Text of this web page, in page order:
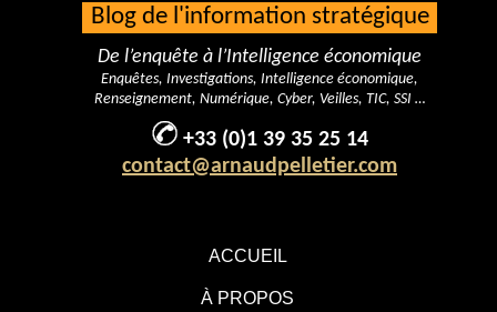
ACCUEIL
À PROPOS
Blog de l'information stratégique
De l’enquête à l’Intelligence économique
Enquêtes, Investigations, Intelligence économique,
Renseignement, Numérique, Cyber, Veilles, TIC, SSI …
+33 (0)1 39 35 25 14
contact@arnaudpelletier.com